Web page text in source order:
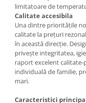
limitatoare de
Calitate accesibila
Una dintre prioritățile
calitate la prețuri
în această direcție.
privește integritatea,
raport excelent
individuală de familie,
mari.
Caracteristici